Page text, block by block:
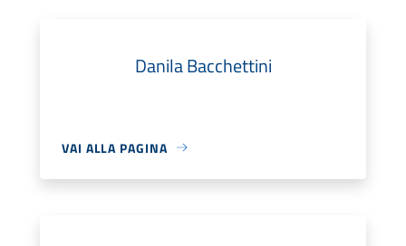
Danila Bacchettini
VAI ALLA PAGINA